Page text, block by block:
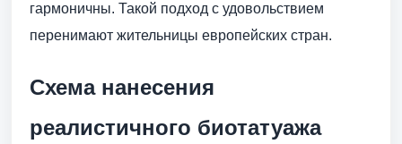
гармоничны. Такой подход с удовольствием
перенимают жительницы европейских стран.
Схема нанесения
реалистичного биотатуажа